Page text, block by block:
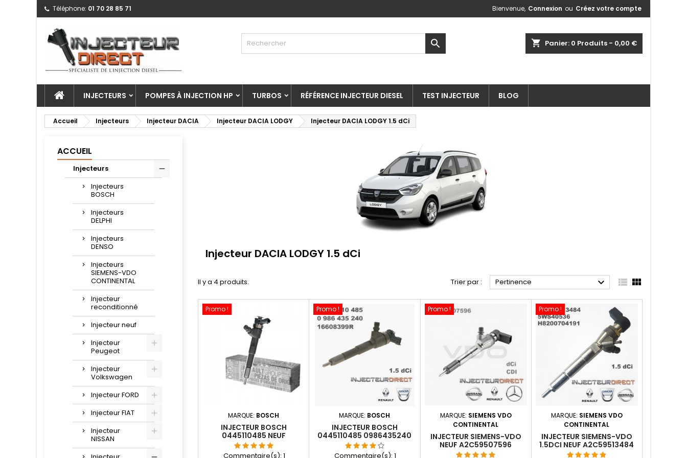
Téléphone: 01 70 28 85 71 Bienvenue, Connexion ou Créez votre compte
shopping_cart Panier: 0 Produits - 0,00 €

INJECTEURS POMPES À INJECTION HP TURBOS RÉFÉRENCE INJECTEUR DIESEL TEST INJECTEUR BLOG
Accueil Injecteurs Injecteur DACIA Injecteur DACIA LODGY Injecteur DACIA LODGY 1.5 dCi
ACCUEIL
Injecteurs
Injecteurs
BOSCH
Injecteurs
DELPHI
Injecteurs
DENSO
Injecteurs
SIEMENS-VDO
CONTINENTAL
Injecteur
reconditionné
Injecteur neuf
Injecteur
Peugeot
Injecteur
Volkswagen
Injecteur FORD
Injecteur FIAT
Injecteur
NISSAN
Injecteur DACIA LODGY 1.5 dCi
Il y a 4 produits. Trier par : Pertinence   
Promo !
MARQUE: BOSCH
INJECTEUR BOSCH
0445110485 NEUF
0986435240 16608399R
Commentaire(s): 1
Promo !
MARQUE: BOSCH
INJECTEUR BOSCH
0445110485 0986435240
16608399R
Commentaire(s): 1
Promo !
MARQUE: SIEMENS VDO
CONTINENTAL
INJECTEUR SIEMENS-VDO
NEUF A2C59507596
A6070700087 166006212R
Promo !
MARQUE: SIEMENS VDO
CONTINENTAL
INJECTEUR SIEMENS-VDO
1.5DCI NEUF A2C59513484
8200903034 H8200704191